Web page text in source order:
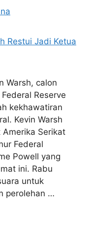
Warsh, calon
Reserve
kekhawatiran
Kevin Warsh
Serikat
Federal
Powell yang
ini. Rabu
untuk
perolehan …